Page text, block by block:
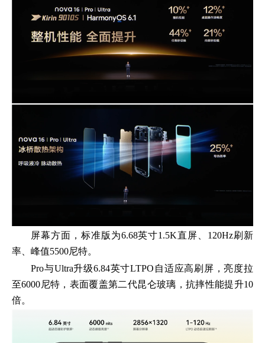
屏幕方面，标准版为6.68英寸1.5K直屏、120Hz刷新
率、峰值5500尼特。
Pro与Ultra升级6.84英寸LTPO自适应高刷屏，亮度拉
至6000尼特，表面覆盖第二代昆仑玻璃，抗摔性能提升10
倍。